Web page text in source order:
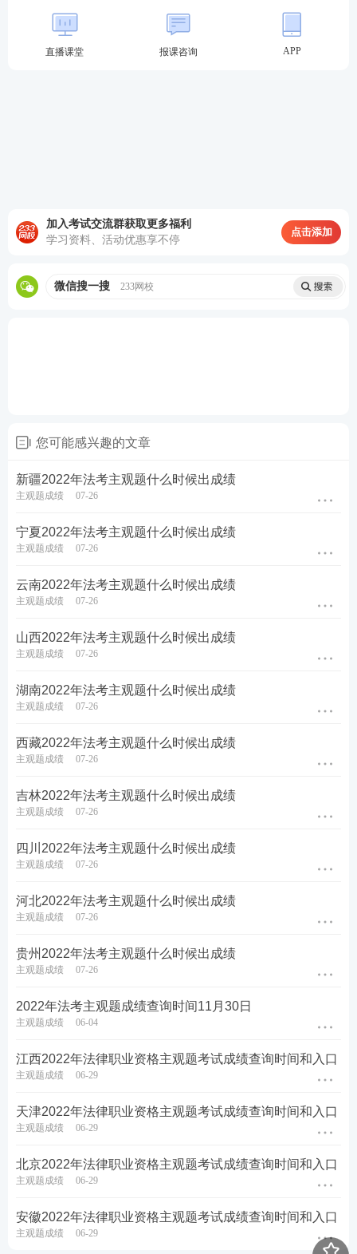
资料：【 免费领《内部讲义》包邮
法考备考
直播课堂 报课咨询 APP
加入考试交流群获取更多福利
学习资料、活动优惠享不停
点击添加
微信搜一搜 233网校
您可能感兴趣的文章
新疆2022年法考主观题什么时候出成绩
主观题成绩 07-26
宁夏2022年法考主观题什么时候出成绩
主观题成绩 07-26
云南2022年法考主观题什么时候出成绩
主观题成绩 07-26
山西2022年法考主观题什么时候出成绩
主观题成绩 07-26
湖南2022年法考主观题什么时候出成绩
主观题成绩 07-26
西藏2022年法考主观题什么时候出成绩
主观题成绩 07-26
吉林2022年法考主观题什么时候出成绩
主观题成绩 07-26
四川2022年法考主观题什么时候出成绩
主观题成绩 07-26
河北2022年法考主观题什么时候出成绩
主观题成绩 07-26
贵州2022年法考主观题什么时候出成绩
主观题成绩 07-26
2022年法考主观题成绩查询时间11月30日
主观题成绩 06-04
江西2022年法律职业资格主观题考试成绩查询时间和入口
主观题成绩 06-29
天津2022年法律职业资格主观题考试成绩查询时间和入口
主观题成绩 06-29
北京2022年法律职业资格主观题考试成绩查询时间和入口
主观题成绩 06-29
安徽2022年法律职业资格主观题考试成绩查询时间和入口
主观题成绩 06-29